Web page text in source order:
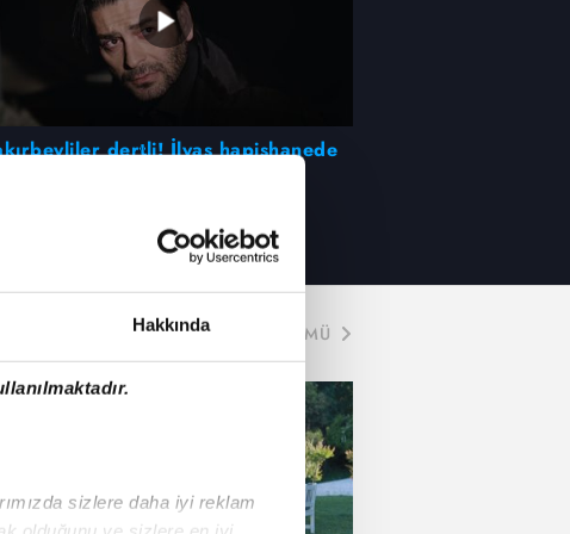
Hakkında
sizlere daha iyi reklam
dertli! İlyas hapishanede
TÜMÜ